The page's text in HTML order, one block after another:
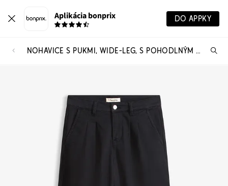
Aplikácia bonprix DO APPKY
NOHAVICE S PUKMI, WIDE-LEG, S POHODLNÝM PÁSOM